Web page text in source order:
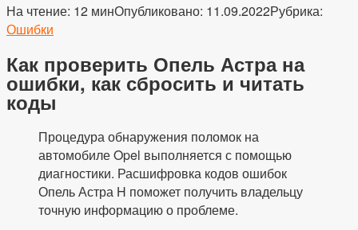
На чтение: 12 минОпубликовано: 11.09.2022Рубрика:
Ошибки
Как проверить Опель Астра на
ошибки, как сбросить и читать
коды
Процедура обнаружения поломок на
автомобиле Opel выполняется с помощью
диагностики. Расшифровка кодов ошибок
Опель Астра H поможет получить владельцу
точную информацию о проблеме.